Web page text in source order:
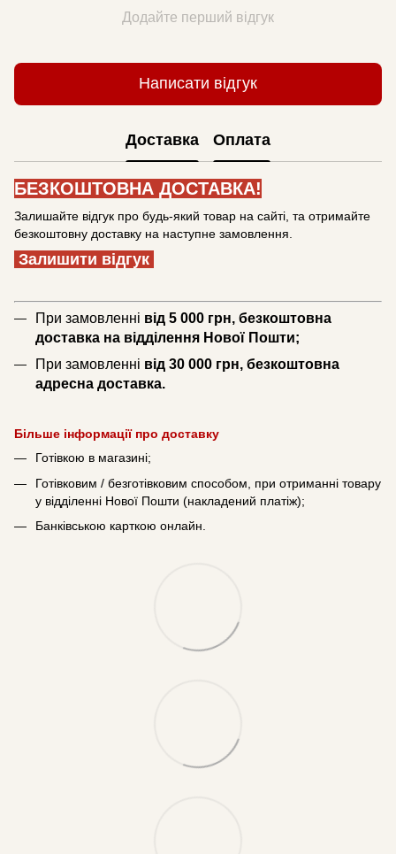
Додайте перший відгук
Написати відгук
Доставка Оплата
БЕЗКОШТОВНА ДОСТАВКА!
Залишайте відгук про будь-який товар на сайті, та отримайте
безкоштовну доставку на наступне замовлення.
Залишити відгук
При замовленні від 5 000 грн, безкоштовна
доставка на відділення Нової Пошти;
При замовленні від 30 000 грн, безкоштовна
адресна доставка.
Більше інформації про доставку
Готівкою в магазині;
Готівковим / безготівковим способом, при отриманні товару
у відділенні Нової Пошти (накладений платіж);
Банківською карткою онлайн.